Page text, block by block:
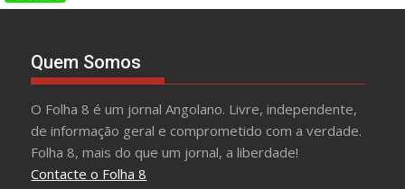
Quem Somos
O Folha 8 é um jornal Angolano. Livre, independente,
de informação geral e comprometido com a verdade.
Folha 8, mais do que um jornal, a liberdade!
Contacte o Folha 8